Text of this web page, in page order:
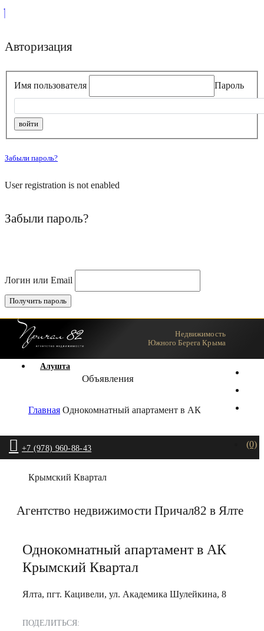
Авторизация
Имя пользователя Пароль
Забыли пароль?
User registration is not enabled
Забыли пароль?
Логин или Email
Ялта
Алушта
+7 (978) 960-88-43 (0)
Недвижимость
Южного Берега Крыма
Объявления
Главная Однокомнатный апартамент в АК
Крымский Квартал
Агентство недвижимости Причал82 в Ялте
Однокомнатный апартамент в АК
Крымский Квартал
Ялта, пгт. Кацивели, ул. Академика Шулейкина, 8
ПОДЕЛИТЬСЯ: